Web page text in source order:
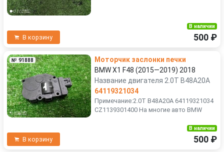
В корзину
В наличии
500 ₽
№ 91888
Моторчик заслонки печки
BMW X1 F48 (2015—2019) 2018
Название двигателя 2.0T B48A20A
64119321034
Примечание:2.0T B48A20A 64119321034
CZ1139301400 На многие авто BMW
В корзину
В наличии
500 ₽